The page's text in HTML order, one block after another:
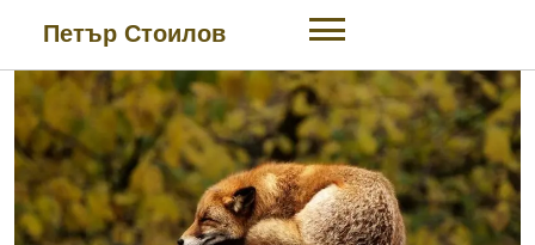
content
Петър Стоилов